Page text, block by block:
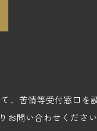
苦情等受付窓口を設
問い合わせください